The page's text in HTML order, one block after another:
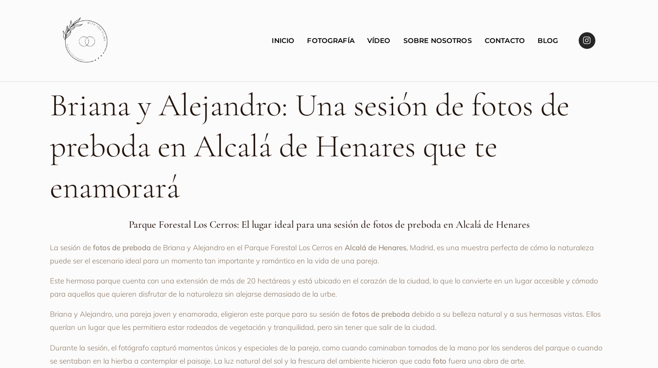
INICIO FOTOGRAFÍA VÍDEO SOBRE NOSOTROS CONTACTO BLOG
Briana y Alejandro: Una sesión de fotos de
preboda en Alcalá de Henares que te
enamorará
Parque Forestal Los Cerros: El lugar ideal para una sesión de fotos de preboda en Alcalá de Henares
La sesión de fotos de preboda de Briana y Alejandro en el Parque Forestal Los Cerros en Alcalá de Henares, Madrid, es una muestra perfecta de cómo la naturaleza
puede ser el escenario ideal para un momento tan importante y romántico en la vida de una pareja.
Este hermoso parque cuenta con una extensión de más de 20 hectáreas y está ubicado en el corazón de la ciudad, lo que lo convierte en un lugar accesible y cómodo
para aquellos que quieren disfrutar de la naturaleza sin alejarse demasiado de la urbe.
Briana y Alejandro, una pareja joven y enamorada, eligieron este parque para su sesión de fotos de preboda debido a su belleza natural y a sus hermosas vistas. Ellos
querían un lugar que les permitiera estar rodeados de vegetación y tranquilidad, pero sin tener que salir de la ciudad.
Durante la sesión, el fotógrafo capturó momentos únicos y especiales de la pareja, como cuando caminaban tomados de la mano por los senderos del parque o cuando
se sentaban en la hierba a contemplar el paisaje. La luz natural del sol y la frescura del ambiente hicieron que cada foto fuera una obra de arte.